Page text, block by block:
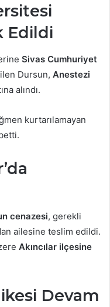
Edildi
Sivas Cumhuriyet
Dursun, Anestezi
alındı.
kurtarılamayan
cenazesi, gerekli
ailesine teslim edildi.
Akıncılar ilçesine
Devam